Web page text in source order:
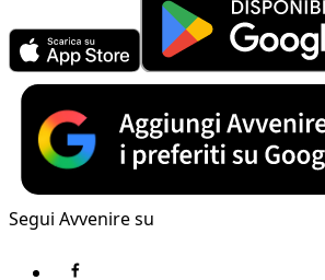
Segui Avvenire su